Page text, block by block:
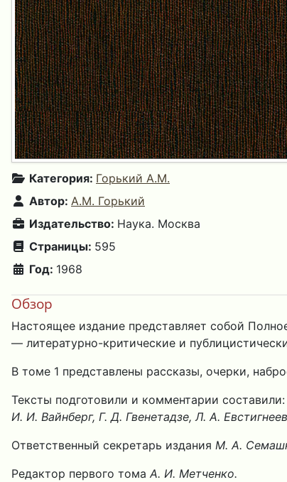
Категория: Горький А.М.
Автор: А.М. Горький
Издательство: Наука. Москва
Страницы: 595
Год: 1968
Обзор
Настоящее издание представляет собой
— литературно-критические и
В томе 1 представлены рассказы, очерки,
Тексты подготовили и комментарии составили:
И. И. Вайнберг, Г. Д. Гвенетадзе, Л. А.
Ответственный секретарь издания М. А.
Редактор первого тома А. И. Метченко.